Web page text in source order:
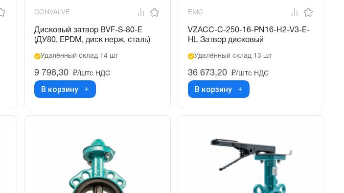
CONVALVE
Дисковый затвор BVF-S-80-E
(ДУ80, EPDM, диск нерж. сталь)
Удалённый склад 14 шт
9 798,30 ₽/штс НДС
В корзину
EMC
VZACC-C-250-16-PN16-H2-V3-E-
HL Затвор дисковый
Удалённый склад 13 шт
36 673,20 ₽/штс НДС
В корзину